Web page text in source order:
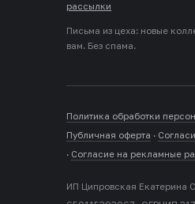
рассылки
Письма из цеха: новые
вам. Без спама.
Политика обработки
Публичная оферта ·
· Согласие на рекламные
ИП Ципровская Екатерина